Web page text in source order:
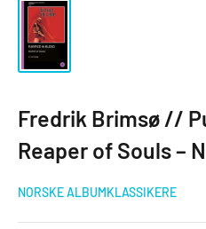
Fredrik Brimsø //
Reaper of Souls –
NORSKE ALBUMKLASSIKERE